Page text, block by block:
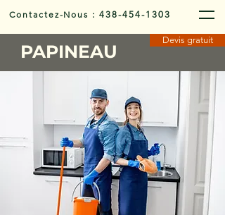
Contactez-Nous :438-454-1303
PAPINEAU
Devis gratuit